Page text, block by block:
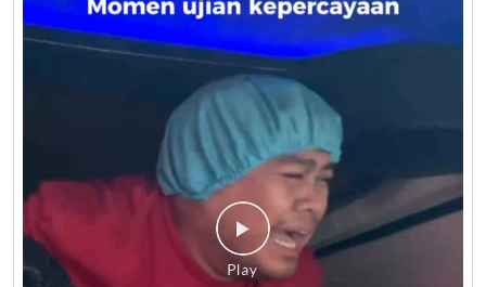
#AVOSKIN
#ProdukLokal
#Skincare
03 Aug 2026 6:12 PM